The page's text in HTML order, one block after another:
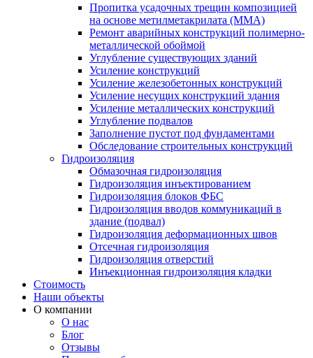
Пропитка усадочных трещин композицией
на основе метилметакрилата (ММА)
Ремонт аварийных конструкций полимерно-
металлической обоймой
Углубление существующих зданий
Усиление конструкций
Усиление железобетонных конструкций
Усиление несущих конструкций здания
Усиление металлических конструкций
Углубление подвалов
Заполнение пустот под фундаментами
Обследование строительных конструкций
Гидроизоляция
Обмазочная гидроизоляция
Гидроизоляция инъектированием
Гидроизоляция блоков ФБС
Гидроизоляция вводов коммуникаций в
здание (подвал)
Гидроизоляция деформационных швов
Отсечная гидроизоляция
Гидроизоляция отверстий
Инъекционная гидроизоляция кладки
Стоимость
Наши объекты
О компании
О нас
Блог
Отзывы